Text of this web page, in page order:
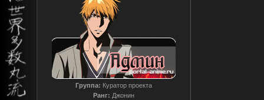
Группа: Куратор проекта
Ранг: Джонин